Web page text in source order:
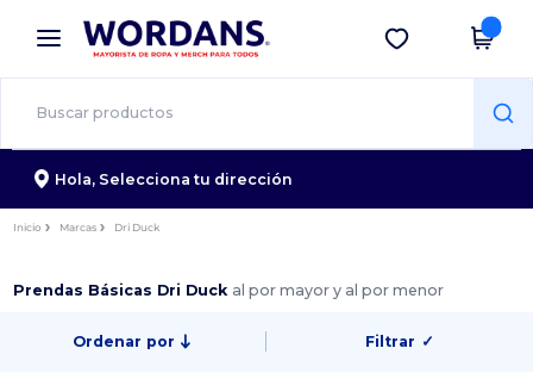
× App de Wordans
¡Mejores precios en app!
Descargar app
Hola, Selecciona tu dirección
Inicio Marcas Dri Duck
Prendas Básicas Dri Duck al por mayor y al por menor
Ordenar por Filtrar ✓